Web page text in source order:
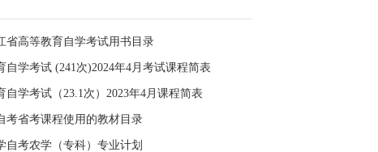
省高等教育自学考试用书目录
自学考试 (241次)2024年4月考试课程简表
自学考试（23.1次）2023年4月课程简表
考省考课程使用的教材目录
自考农学（专科）专业计划